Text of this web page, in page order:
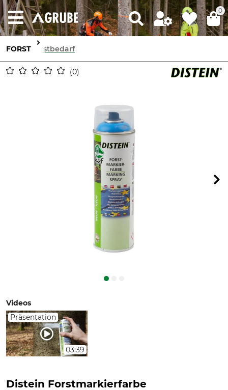
0
FORST Forstbedarf
0
Videos
Präsentation
03:39
Distein Forstmarkierfarbe